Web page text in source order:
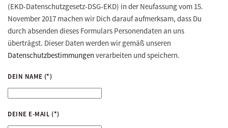
(EKD-Datenschutzgesetz-DSG-EKD) in der Neufassung vom 15.
November 2017 machen wir Dich darauf aufmerksam, dass Du
durch absenden dieses Formulars Personendaten an uns
überträgst. Dieser Daten werden wir gemäß unseren
Datenschutzbestimmungen verarbeiten und speichern.
DEIN NAME (*)
DEINE E-MAIL (*)